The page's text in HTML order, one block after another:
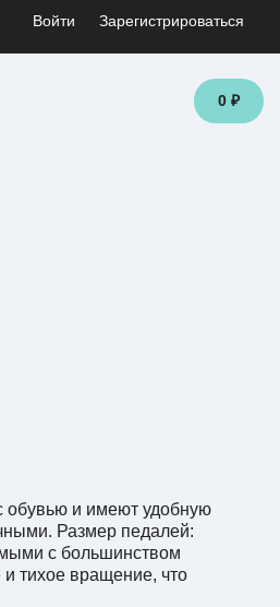
Войти Зарегистрироваться
0 ₽
обувью и имеют удобную
Размер педалей:
с большинством
тихое вращение, что